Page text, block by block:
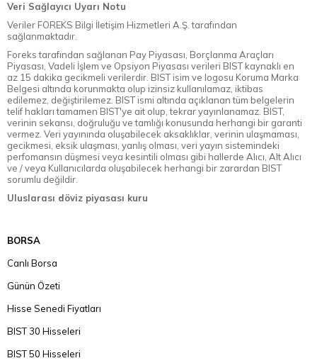
Veri Sağlayıcı Uyarı Notu
Veriler FOREKS Bilgi İletişim Hizmetleri A.Ş. tarafından
sağlanmaktadır.
Foreks tarafından sağlanan Pay Piyasası, Borçlanma Araçları
Piyasası, Vadeli İşlem ve Opsiyon Piyasası verileri BIST kaynaklı en
az 15 dakika gecikmeli verilerdir. BIST isim ve logosu Koruma Marka
Belgesi altında korunmakta olup izinsiz kullanılamaz, iktibas
edilemez, değiştirilemez. BIST ismi altında açıklanan tüm belgelerin
telif hakları tamamen BIST'ye ait olup, tekrar yayınlanamaz. BIST,
verinin sekansı, doğruluğu ve tamlığı konusunda herhangi bir garanti
vermez. Veri yayınında oluşabilecek aksaklıklar, verinin ulaşmaması,
gecikmesi, eksik ulaşması, yanlış olması, veri yayın sistemindeki
perfomansın düşmesi veya kesintili olması gibi hallerde Alıcı, Alt Alıcı
ve / veya Kullanıcılarda oluşabilecek herhangi bir zarardan BIST
sorumlu değildir.
Uluslarası döviz piyasası kuru
BORSA
Canlı Borsa
Günün Özeti
Hisse Senedi Fiyatları
BIST 30 Hisseleri
BIST 50 Hisseleri